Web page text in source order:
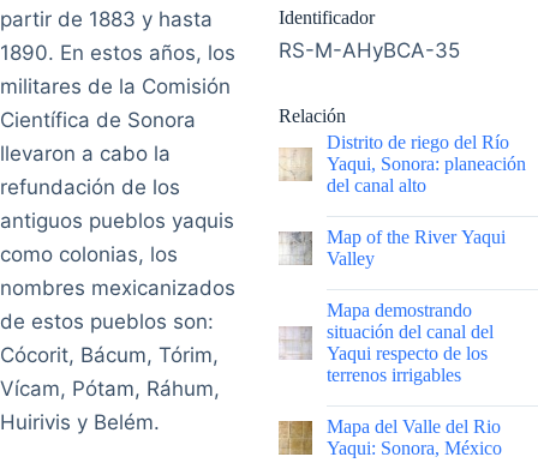
partir de 1883 y hasta
1890. En estos años, los
militares de la Comisión
Científica de Sonora
llevaron a cabo la
refundación de los
antiguos pueblos yaquis
como colonias, los
nombres mexicanizados
de estos pueblos son:
Cócorit, Bácum, Tórim,
Vícam, Pótam, Ráhum,
Huirivis y Belém.
Identificador
RS-M-AHyBCA-35
Relación
Distrito de riego del Río
Yaqui, Sonora: planeación
del canal alto
|
Map of the River Yaqui
Valley
|
Mapa demostrando
situación del canal del
Yaqui respecto de los
terrenos irrigables
|
Mapa del Valle del Rio
Yaqui: Sonora, México